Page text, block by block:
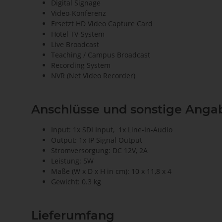
Digital Signage
Video-Konferenz
Ersetzt HD Video Capture Card
Hotel TV-System
Live Broadcast
Teaching / Campus Broadcast
Recording System
NVR (Net Video Recorder)
Anschlüsse und sonstige
Input: 1x SDI Input, 1x Line-In-Audio
Output: 1x IP Signal Output
Stromversorgung: DC 12V, 2A
Leistung: 5W
Maße (W x D x H in cm): 10 x 11,8 x 4
Gewicht: 0.3 kg
Lieferumfang